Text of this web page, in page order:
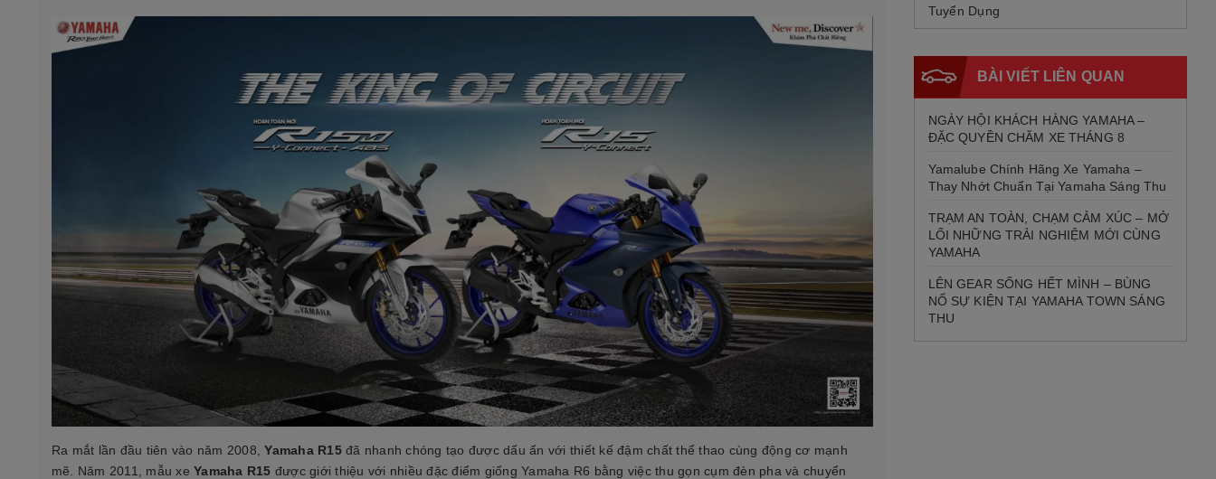
Ra mắt lần đầu tiên vào năm 2008,Yamaha R15đã nhanh chóng tạo được dấu ấn với thiết kế đậm chất thể thao cùng động cơ mạnh
mẽ. Năm 2011, mẫu xeYamaha R15 được giới thiệu với nhiều đặc điểm giống Yamaha R6 bằng việc thu gọn cụm đèn pha và chuyển
Tuyển Dụng
BÀI VIẾT LIÊN QUAN
NGÀY HỘI KHÁCH HÀNG YAMAHA –
ĐẶC QUYỀN CHĂM XE THÁNG 8
Yamalube Chính Hãng Xe Yamaha –
Thay Nhớt Chuẩn Tại Yamaha Sáng Thu
TRẠM AN TOÀN, CHẠM CẢM XÚC – MỞ
LỐI NHỮNG TRẢI NGHIỆM MỚI CÙNG
YAMAHA
LÊN GEAR SỐNG HẾT MÌNH – BÙNG
NỔ SỰ KIỆN TẠI YAMAHA TOWN SÁNG
THU